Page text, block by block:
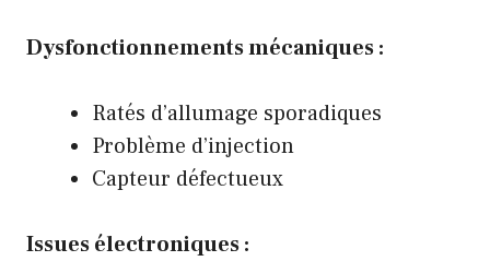
Dysfonctionnements mécaniques :
Ratés d’allumage sporadiques
Problème d’injection
Capteur défectueux
Issues électroniques :